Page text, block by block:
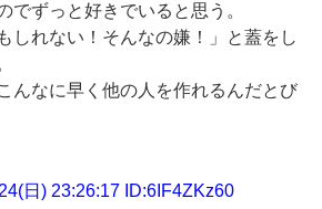
でずっと好きでいると思う。
しれない！そんなの嫌！」と蓋をし
んなに早く他の人を作れるんだとび
日) 23:26:17 ID:6IF4ZKz60